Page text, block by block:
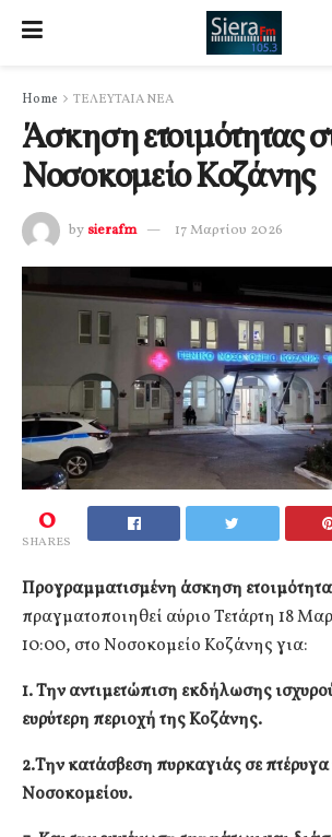
Home ΤΕΛΕΥΤΑΙΑ ΝΕΑ
Άσκηση ετοιμότητας
Νοσοκομείο Κοζάνης
by sierafm 17 Μαρτίου 2026
0
SHARES
Προγραμματισμένη άσκηση
πραγματοποιηθεί αύριο Τετάρτη 18
10:00, στο Νοσοκομείο Κοζάνης για:
1. Την αντιμετώπιση εκδήλωσης
ευρύτερη περιοχή της Κοζάνης.
2.Την κατάσβεση πυρκαγιάς σε πτέρυγα
Νοσοκομείου.